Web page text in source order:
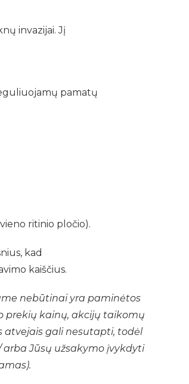
invazijai. Jį
pamatų
ritinio pločio).
kad
kaiščius.
nebūtinai yra paminėtos
prekių kainų, akcijų taikomų
atvejais gali nesutapti, todėl
Jūsų užsakymo įvykdyti